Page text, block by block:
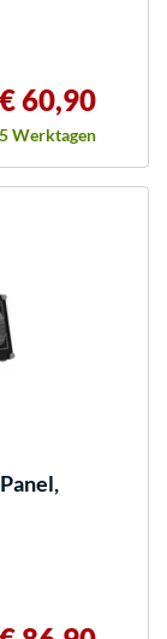
€ 60,90
Werktagen